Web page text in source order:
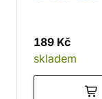
189 Kč
skladem